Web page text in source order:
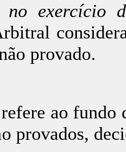
no exercício
provado.
ao fundo
provados,